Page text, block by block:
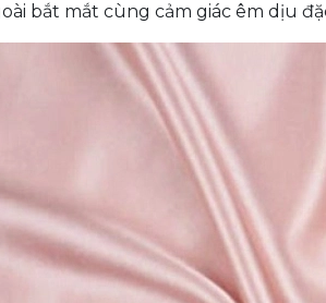
bắt mắt cùng cảm giác êm dịu